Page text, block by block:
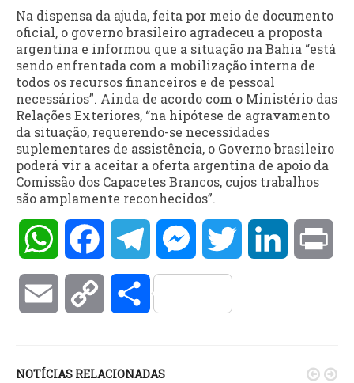
Na dispensa da ajuda, feita por meio de documento
oficial, o governo brasileiro agradeceu a proposta
argentina e informou que a situação na Bahia “está
sendo enfrentada com a mobilização interna de
todos os recursos financeiros e de pessoal
necessários”. Ainda de acordo com o Ministério das
Relações Exteriores, “na hipótese de agravamento
da situação, requerendo-se necessidades
suplementares de assistência, o Governo brasileiro
poderá vir a aceitar a oferta argentina de apoio da
Comissão dos Capacetes Brancos, cujos trabalhos
são amplamente reconhecidos”.
WhatsAppFacebookTelegramMessengerTwitter LinkedIn
Email Copy Compartilhar
NOTÍCIAS RELACIONADAS  